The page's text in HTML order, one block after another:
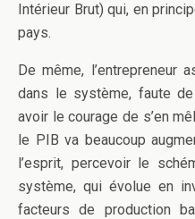
Intérieur Brut) qui, en
pays.
De même, l’entrepreneur
dans le système, faute
avoir le courage de s’en
le PIB va beaucoup
l’esprit, percevoir le
système, qui évolue en
facteurs de production